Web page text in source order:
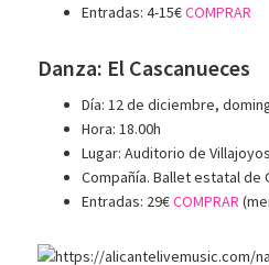
Entradas: 4-15€COMPRAR
Danza: El Cascanueces
Día: 12 de diciembre,
Hora: 18.00h
Lugar: Auditorio de
Compañía. Ballet estatal de
Entradas: 29€COMPRAR